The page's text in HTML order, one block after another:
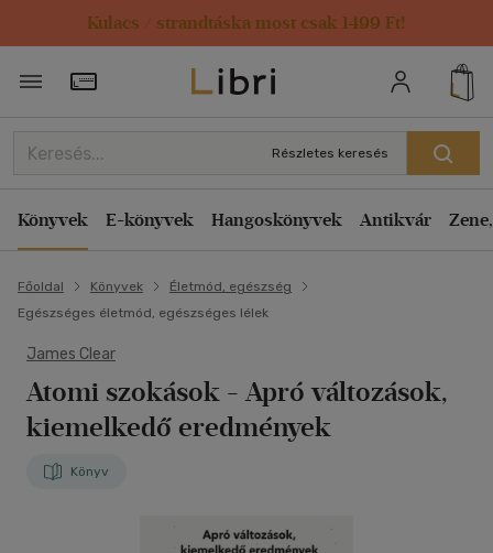
Kulacs / strandtáska most csak 1499 Ft!
Törzsvásárlói Kártya adatai
Részletes keresés
Könyvek E-könyvek Hangoskönyvek Antikvár
Főoldal Könyvek
Életmód, egészség
Egészséges életmód, egészséges lélek
James Clear
Atomi szokások - Apró változások,
kiemelkedő eredmények
Könyv